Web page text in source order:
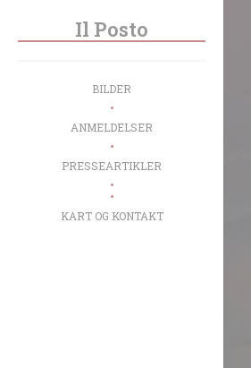
Il Posto
BILDER
ANMELDELSER
PRESSEARTIKLER
((ÅPNER I ET NYTT VINDU))
KART OG KONTAKT